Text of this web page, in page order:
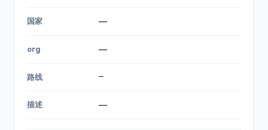
国家 —
org —
路线 —
描述 —